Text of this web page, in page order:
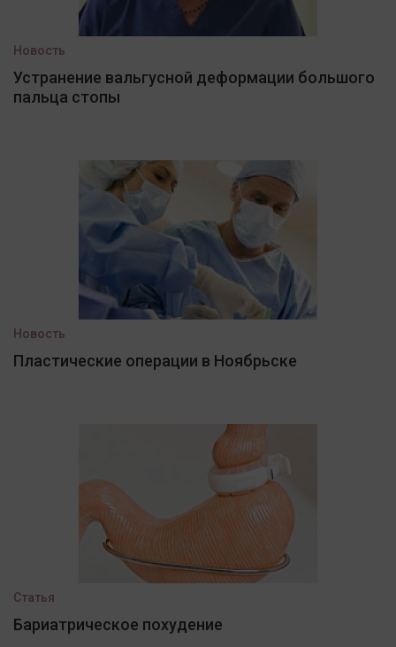
Новость
Устранение вальгусной деформации большого
пальца стопы
Новость
Пластические операции в Ноябрьске
Статья
Бариатрическое похудение